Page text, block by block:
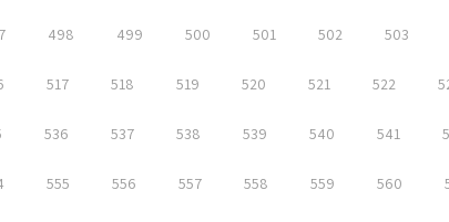
498 499 500 501 502 503
517 518 519 520 521 522
536 537 538 539 540 541
555 556 557 558 559 560